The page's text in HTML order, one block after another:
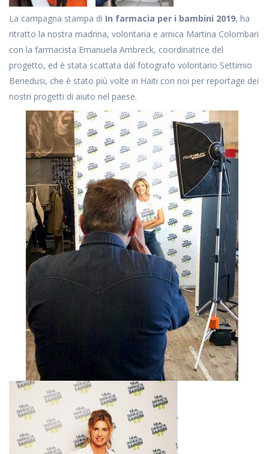
La campagna stampa di In farmacia per i bambini 2019, ha
ritratto la nostra madrina, volontaria e amica Martina Colombari
con la farmacista Emanuela Ambreck, coordinatrice del
progetto, ed è stata scattata dal fotografo volontario Settimio
Benedusi, che è stato più volte in Haiti con noi per reportage dei
nostri progetti di aiuto nel paese.